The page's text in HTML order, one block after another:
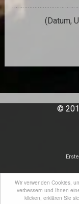
Wir verwenden Cookies,
verbessern und Ihnen
klicken, erklären Sie
(Datum,
©